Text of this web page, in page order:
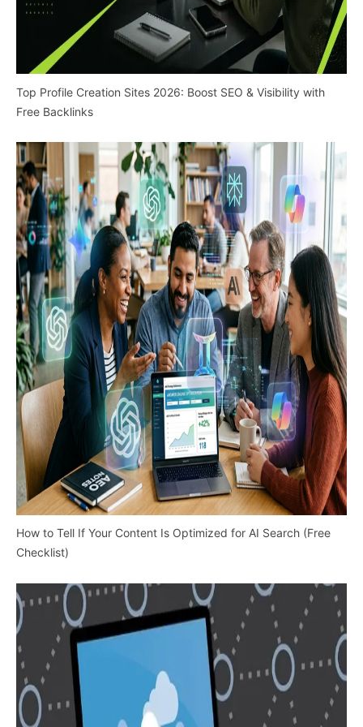
Top Profile Creation Sites 2026: Boost SEO & Visibility with
Free Backlinks
How to Tell If Your Content Is Optimized for AI Search (Free
Checklist)